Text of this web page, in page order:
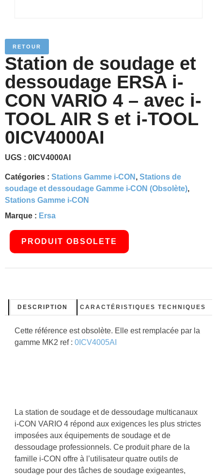
RETOUR
Station de soudage et
dessoudage ERSA i-
CON VARIO 4 – avec i-
TOOL AIR S et i-TOOL
0ICV4000AI
UGS : 0ICV4000AI
Catégories : Stations Gamme i-CON , Stations de
soudage et dessoudage Gamme i-CON (Obsolète),
Stations Gamme i-CON
Marque : Ersa
PRODUIT OBSOLETE
DESCRIPTION CARACTÉRISTIQUES TECHNIQUES
Cette référence est obsolète. Elle est remplacée par la
gamme MK2 ref : 0ICV4005AI
La station de soudage et de dessoudage multicanaux
i-CON VARIO 4 répond aux exigences les plus strictes
imposées aux équipements de soudage et de
dessoudage professionnels. Ce produit phare de la
famille i-CON offre à l’utilisateur quatre outils de
soudage pour des tâches de soudage exigeantes,